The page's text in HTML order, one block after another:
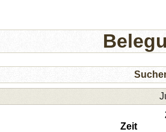
Zeit